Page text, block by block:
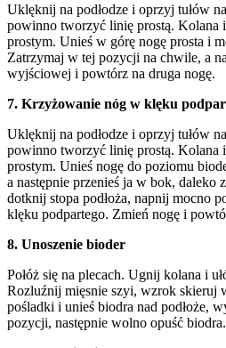
Uklęknij na podłodze i oprzyj tułów
powinno tworzyć linię prostą. Kolana
prostym. Unieś w górę nogę prosta i
Zatrzymaj w tej pozycji na chwile, a
wyjściowej i powtórz na druga nogę.
7. Krzyżowanie nóg w klęku
Uklęknij na podłodze i oprzyj tułów
powinno tworzyć linię prostą. Kolana
prostym. Unieś nogę do poziomu
a następnie przenieś ja w bok, daleko
dotknij stopa podłoża, napnij mocno
klęku podpartego. Zmień nogę i
8. Unoszenie bioder
Połóż się na plecach. Ugnij kolana i
Rozluźnij mięsnie szyi, wzrok skieruj
pośladki i unieś biodra nad podłoże,
pozycji, następnie wolno opuść